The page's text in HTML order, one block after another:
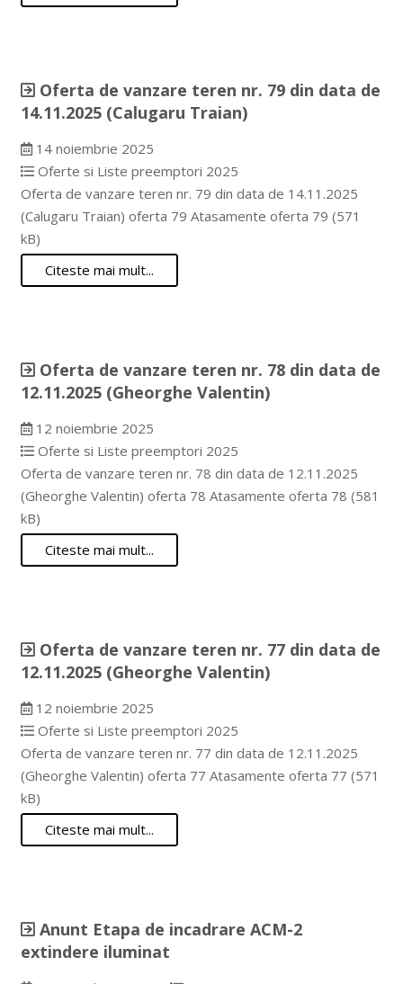
Oferta de vanzare teren nr. 79 din data de
14.11.2025 (Calugaru Traian)
14 noiembrie 2025
Oferte si Liste preemptori 2025
Oferta de vanzare teren nr. 79 din data de 14.11.2025
(Calugaru Traian) oferta 79 Atasamente oferta 79 (571
kB)
Citeste mai mult...
Oferta de vanzare teren nr. 78 din data de
12.11.2025 (Gheorghe Valentin)
12 noiembrie 2025
Oferte si Liste preemptori 2025
Oferta de vanzare teren nr. 78 din data de 12.11.2025
(Gheorghe Valentin) oferta 78 Atasamente oferta 78 (581
kB)
Citeste mai mult...
Oferta de vanzare teren nr. 77 din data de
12.11.2025 (Gheorghe Valentin)
12 noiembrie 2025
Oferte si Liste preemptori 2025
Oferta de vanzare teren nr. 77 din data de 12.11.2025
(Gheorghe Valentin) oferta 77 Atasamente oferta 77 (571
kB)
Citeste mai mult...
Anunt Etapa de incadrare ACM-2
extindere iluminat